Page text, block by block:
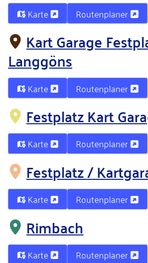
Karte Routenplaner
Kart Garage
Langgöns
Karte Routenplaner
Festplatz Kart
Karte Routenplaner
Festplatz /
Karte Routenplaner
Rimbach
Karte
Routenplaner